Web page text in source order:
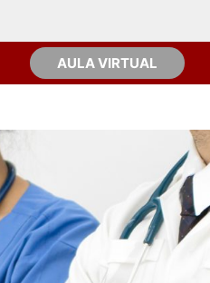
AULA VIRTUAL